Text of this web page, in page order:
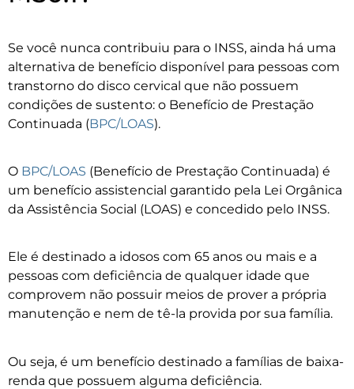
Se você nunca contribuiu para o INSS, ainda há uma
alternativa de benefício disponível para pessoas com
transtorno do disco cervical que não possuem
condições de sustento: o Benefício de Prestação
Continuada (BPC/LOAS).
O BPC/LOAS (Benefício de Prestação Continuada) é
um benefício assistencial garantido pela Lei Orgânica
da Assistência Social (LOAS) e concedido pelo INSS.
Ele é destinado a idosos com 65 anos ou mais e a
pessoas com deficiência de qualquer idade que
comprovem não possuir meios de prover a própria
manutenção e nem de tê-la provida por sua família.
Ou seja, é um benefício destinado a famílias de baixa-
renda que possuem alguma deficiência.